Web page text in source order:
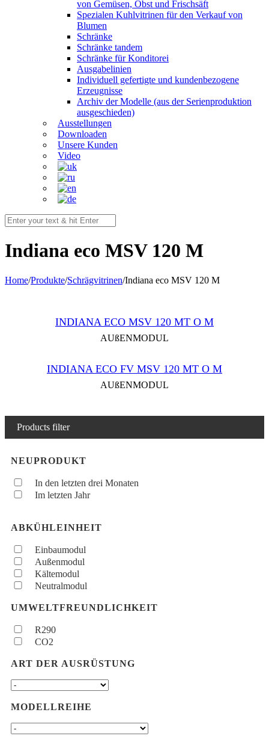
von Gemüsen, Obst und Frischsäft
Spezialen Kuhlvitrinen für den Verkauf von
Blumen
Schränke
Schränke tandem
Schränke für Konditorei
Ausgabelinien
Individuell gefertigte und kundenbezogene
Erzeugnisse
Archiv der Modelle (aus der Serienproduktion
ausgeschieden)
Ausstellungen
Downloaden
Unsere Kunden
Video
Indiana eco MSV 120 M
Home/Produkte/Schrägvitrinen/Indiana eco MSV 120 M
INDIANA ECO MSV 120 MT O M
AUßENMODUL
INDIANA ECO FV MSV 120 MT O M
AUßENMODUL
Products filter
NEUPRODUKT
In den letzten drei Monaten
Im letzten Jahr
ABKÜHLEINHEIT
Einbaumodul
Außenmodul
Kältemodul
Neutralmodul
UMWELTFREUNDLICHKEIT
R290
CO2
ART DER AUSRÜSTUNG
MODELLREIHE